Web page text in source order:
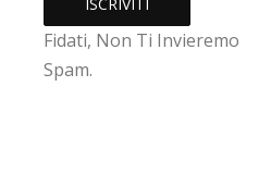
Fidati, Non Ti Invieremo
Spam.